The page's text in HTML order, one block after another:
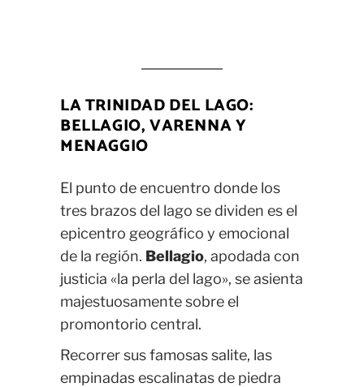
LA TRINIDAD DEL LAGO:
BELLAGIO, VARENNA Y
MENAGGIO
El punto de encuentro donde los
tres brazos del lago se dividen es el
epicentro geográfico y emocional
de la región. Bellagio, apodada con
justicia «la perla del lago», se asienta
majestuosamente sobre el
promontorio central.
Recorrer sus famosas salite, las
empinadas escalinatas de piedra